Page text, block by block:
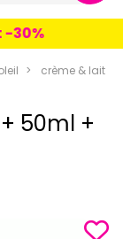
30%
crème & lait
50ml +